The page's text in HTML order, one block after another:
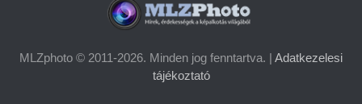
MLZphoto © 2011-2026. Minden jog fenntartva. | Adatkezelesi
tájékoztató